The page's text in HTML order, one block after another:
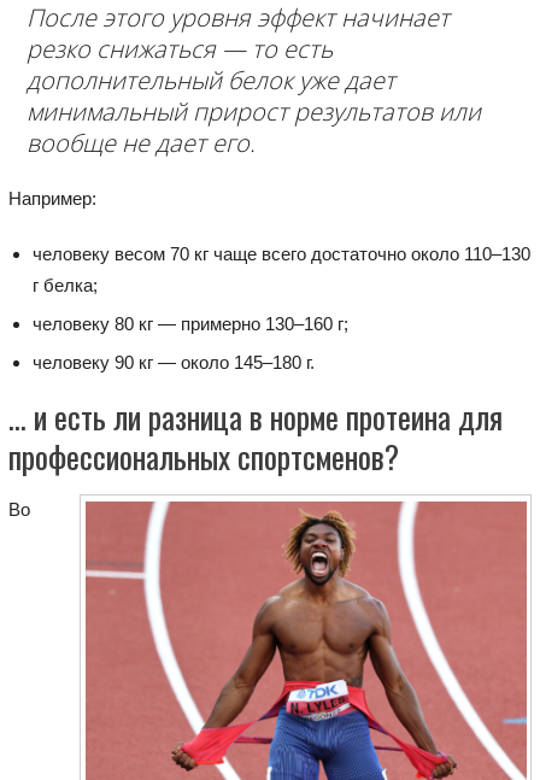
После этого уровня эффект начинает
резко снижаться — то есть
дополнительный белок уже дает
минимальный прирост результатов или
вообще не дает его.
Например:
человеку весом 70 кг чаще всего достаточно около 110–130
г белка;
человеку 80 кг — примерно 130–160 г;
человеку 90 кг — около 145–180 г.
… и есть ли разница в норме протеина для
профессиональных спортсменов?
Во